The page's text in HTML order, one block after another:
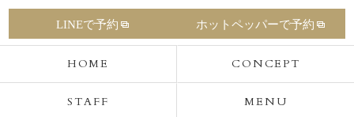
LINEで予約 ホットペッパーで予約
HOME CONCEPT
STAFF MENU